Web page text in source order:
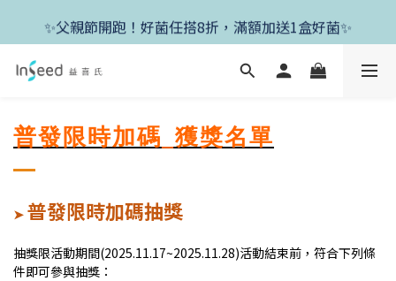
✨新朋友首單現折400+送1盒益生菌，滿額再享免運✨
✨父親節開跑！好菌任搭8折，滿額加送1盒好菌✨
✨新朋友首單現折400+送1盒益生菌，滿額再享免運✨
普發限時加碼_獲獎名單
➤ 普發限時加碼抽獎
抽獎限活動期間(2025.11.17~2025.11.28)活動結束前，符合下列條
件即可參與抽獎：